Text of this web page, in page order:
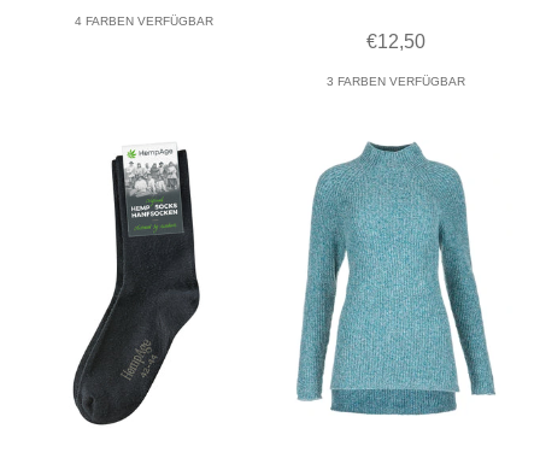
4 FARBEN VERFÜGBAR
Angebot
€12,50
3 FARBEN VERFÜGBAR